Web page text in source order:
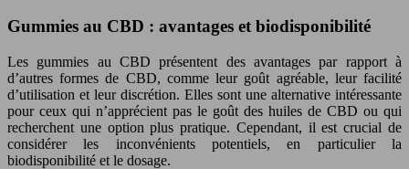
Gummies au CBD : avantages et biodisponibilité
Les gummies au CBD présentent des avantages par rapport à
d’autres formes de CBD, comme leur goût agréable, leur facilité
d’utilisation et leur discrétion. Elles sont une alternative intéressante
pour ceux qui n’apprécient pas le goût des huiles de CBD ou qui
recherchent une option plus pratique. Cependant, il est crucial de
considérer les inconvénients potentiels, en particulier la
biodisponibilité et le dosage.